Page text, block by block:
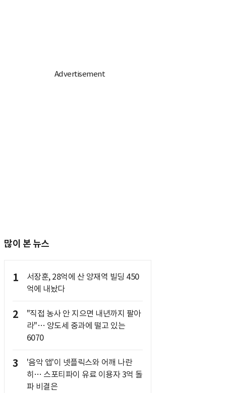
많이 본 뉴스
1
서장훈, 28억에 산 양재역 빌딩 450
억에 내놨다
2
"직접 농사 안 지으면 내년까지 팔아
라"… 양도세 중과에 떨고 있는
6070
3
'음악 앱'이 넷플릭스와 어깨 나란
히… 스포티파이 유료 이용자 3억 돌
파 비결은